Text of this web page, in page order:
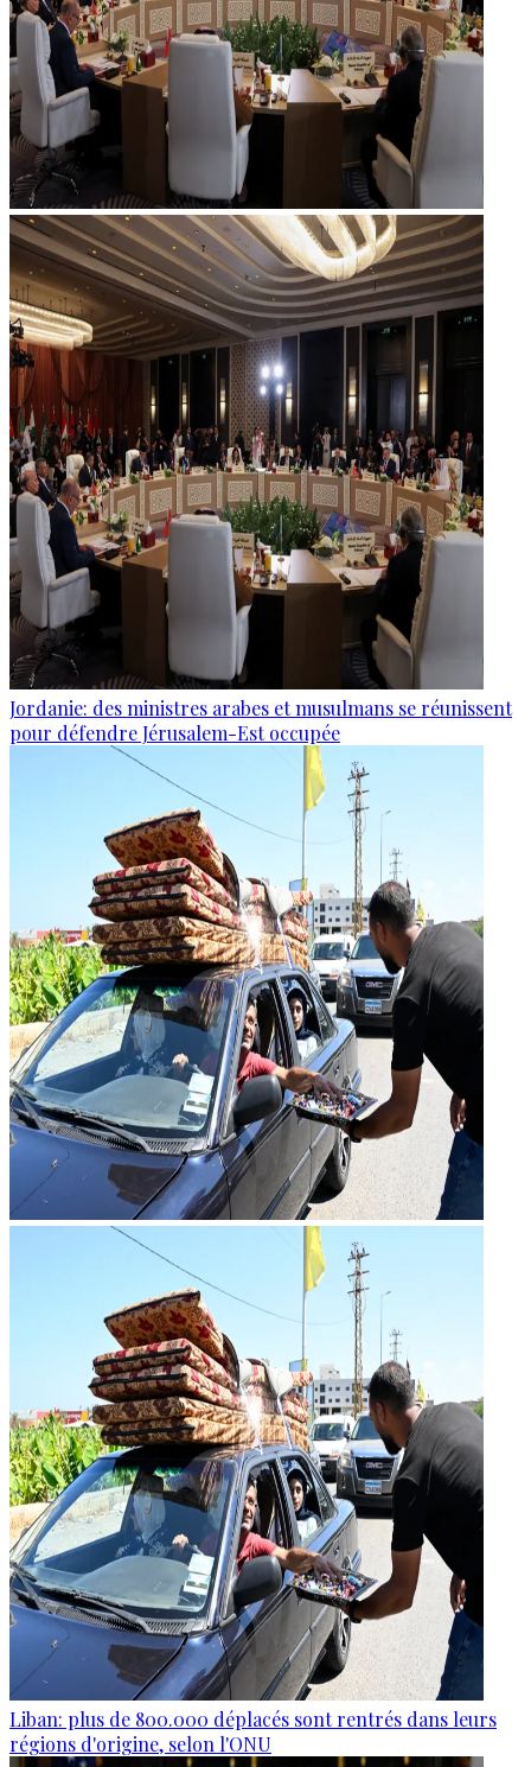
Jordanie: des ministres arabes et musulmans se réunissent
pour défendre Jérusalem-Est occupée
Liban: plus de 800.000 déplacés sont rentrés dans leurs
régions d'origine, selon l'ONU